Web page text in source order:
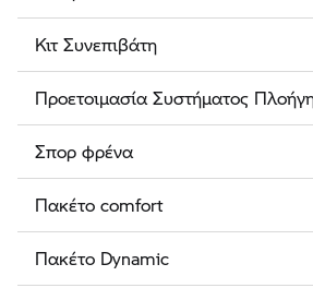
Κιτ Συνεπιβάτη
Προετοιμασία Συστήματος
Σπορ φρένα
Πακέτο comfort
Πακέτο Dynamic